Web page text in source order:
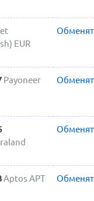
EUR
Payoneer
Aptos APT